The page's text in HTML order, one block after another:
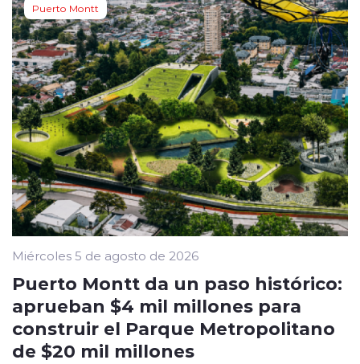
Puerto Montt
Miércoles 5 de agosto de 2026
Puerto Montt da un paso histórico:
aprueban $4 mil millones para
construir el Parque Metropolitano
de $20 mil millones